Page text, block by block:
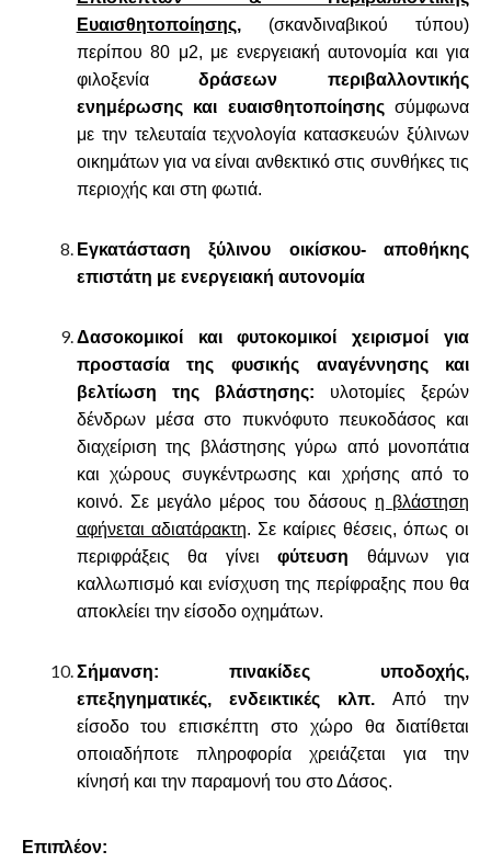
Ευαισθητοποίησης,(σκανδιναβικού τύπου)
περίπου 80 μ2, με ενεργειακή αυτονομία και για
φιλοξενίαδράσεων περιβαλλοντικής
ενημέρωσης και ευαισθητοποίησηςσύμφωνα
με την τελευταία τεχνολογία κατασκευών ξύλινων
οικημάτων για να είναι ανθεκτικό στις συνθήκες τις
περιοχής και στη φωτιά.
Εγκατάσταση ξύλινου οικίσκου- αποθήκης
επιστάτη με ενεργειακή αυτονομία
Δασοκομικοί και φυτοκομικοί χειρισμοί για
προστασία της φυσικής αναγέννησης και
βελτίωση της βλάστησης: υλοτομίες ξερών
δένδρων μέσα στο πυκνόφυτο πευκοδάσος και
διαχείριση της βλάστησης γύρω από μονοπάτια
και χώρους συγκέντρωσης και χρήσης από το
κοινό. Σε μεγάλο μέρος του δάσους η βλάστηση
αφήνεται αδιατάρακτη. Σε καίριες θέσεις, όπως οι
περιφράξεις θα γίνειφύτευση θάμνων για
καλλωπισμό και ενίσχυση της περίφραξης που θα
αποκλείει την είσοδο οχημάτων.
Σήμανση: πινακίδες υποδοχής,
επεξηγηματικές, ενδεικτικές κλπ.Από την
είσοδο του επισκέπτη στο χώρο θα διατίθεται
οποιαδήποτε πληροφορία χρειάζεται για την
κίνησή και την παραμονή του στο Δάσος.
Επιπλέον: